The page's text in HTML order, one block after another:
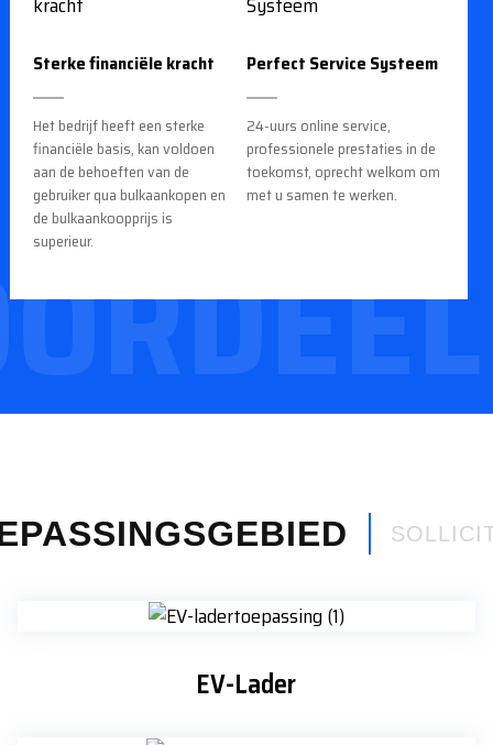
Sterke financiële kracht
Het bedrijf heeft een sterke
financiële basis, kan voldoen
aan de behoeften van de
gebruiker qua bulkaankopen en
de bulkaankoopprijs is
superieur.
Perfect Service Systeem
24-uurs online service,
professionele prestaties in de
toekomst, oprecht welkom om
met u samen te werken.
EV-Lader